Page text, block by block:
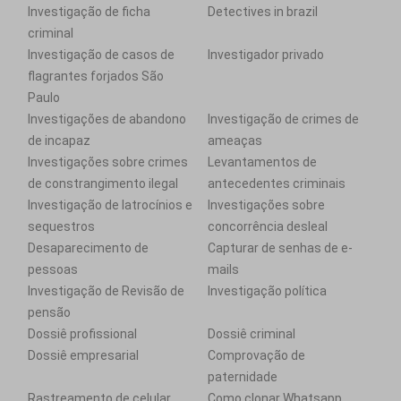
Investigação de ficha
criminal
Detectives in brazil
Investigação de casos de
flagrantes forjados São
Paulo
Investigador privado
Investigações de abandono
de incapaz
Investigação de crimes de
ameaças
Investigações sobre crimes
de constrangimento ilegal
Levantamentos de
antecedentes criminais
Investigação de latrocínios e
sequestros
Investigações sobre
concorrência desleal
Desaparecimento de
pessoas
Capturar de senhas de e-
mails
Investigação de Revisão de
pensão
Investigação política
Dossiê profissional
Dossiê criminal
Dossiê empresarial
Comprovação de
paternidade